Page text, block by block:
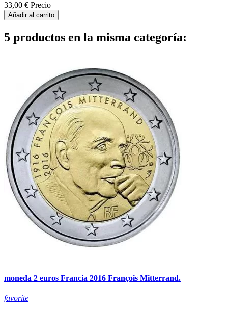
33,00 € Precio
Añadir al carrito
5 productos en la misma categoría:
moneda 2 euros Francia 2016 François Mitterrand.
favorite